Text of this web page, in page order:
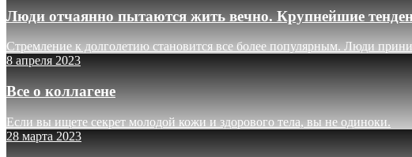
Люди отчаянно пытаются жить вечно. Крупнейшие
Стремление к долголетию становится все более популярным. Люди
8 апреля 2023
Все о коллагене
Если вы ищете секрет молодой кожи и здорового тела, вы не одиноки.
28 марта 2023